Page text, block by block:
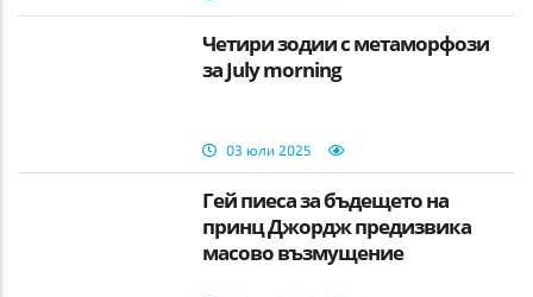
Четири зодии с метаморфози
за July morning
03 юли 2025
Гей пиеса за бъдещето на
принц Джордж предизвика
масово възмущение